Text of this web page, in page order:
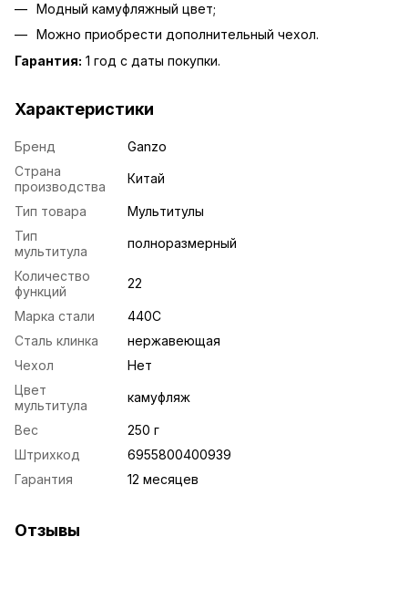
Модный камуфляжный цвет;
Можно приобрести дополнительный чехол.
Гарантия: 1 год с даты покупки.
Характеристики
Бренд
Ganzo
Страна
производства
Китай
Тип товара
Мультитулы
Тип
мультитула
полноразмерный
Количество
функций
22
Марка стали
440C
Сталь клинка
нержавеющая
Чехол
Нет
Цвет
мультитула
камуфляж
Вес
250 г
Штрихкод
6955800400939
Гарантия
12 месяцев
Отзывы